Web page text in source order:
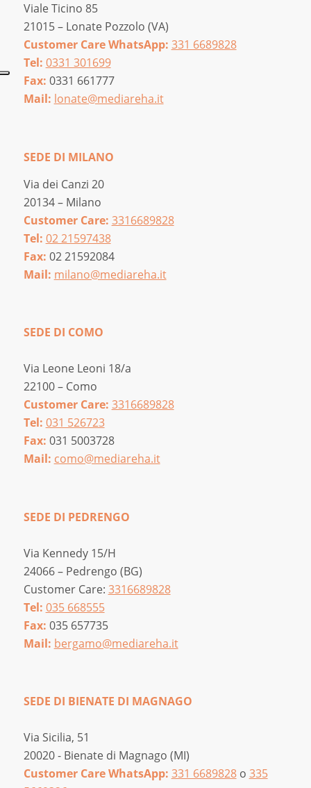
Viale Ticino 85
21015 – Lonate Pozzolo (VA)
Customer Care WhatsApp: 331 6689828
Tel: 0331 301699
Fax: 0331 661777
Mail: lonate@mediareha.it
SEDE DI MILANO
Via dei Canzi 20
20134 – Milano
Customer Care: 3316689828
Tel: 02 21597438
Fax: 02 21592084
Mail: milano@mediareha.it
SEDE DI COMO
Via Leone Leoni 18/a
22100 – Como
Customer Care: 3316689828
Tel: 031 526723
Fax: 031 5003728
Mail: como@mediareha.it
SEDE DI PEDRENGO
Via Kennedy 15/H
24066 – Pedrengo (BG)
Customer Care: 3316689828
Tel: 035 668555
Fax: 035 657735
Mail: bergamo@mediareha.it
SEDE DI BIENATE DI MAGNAGO
Via Sicilia, 51
20020 - Bienate di Magnago (MI)
Customer Care WhatsApp: 331 6689828o 335